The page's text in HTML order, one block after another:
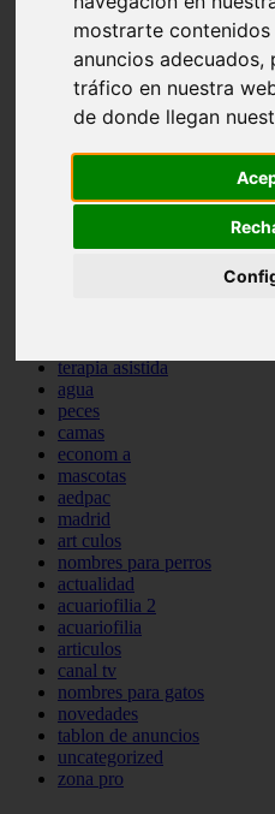
mostrarte
anuncios adecuados,
tráfico en nuestra
de donde llegan
protagonistas
reptiles
abandono
adopci n
ferias
higiene
snacks
iberzoo propet
terapia asistida
agua
peces
camas
econom a
mascotas
aedpac
madrid
art culos
nombres para perros
actualidad
acuariofilia 2
acuariofilia
articulos
canal tv
nombres para gatos
novedades
tablon de anuncios
uncategorized
zona pro